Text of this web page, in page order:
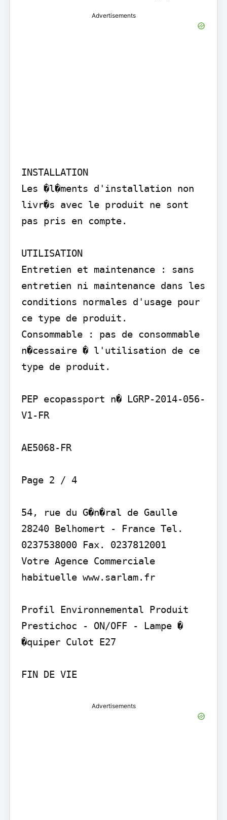
Advertisements
INSTALLATION
Les �l�ments d'installation non
livr�s avec le produit ne sont
pas pris en compte.
UTILISATION
Entretien et maintenance : sans
entretien ni maintenance dans les
conditions normales d'usage pour
ce type de produit.
Consommable : pas de consommable
n�cessaire � l'utilisation de ce
type de produit.
PEP ecopassport n� LGRP-2014-056-
V1-FR
AE5068-FR
Page 2 / 4
54, rue du G�n�ral de Gaulle
28240 Belhomert - France Tel.
0237538000 Fax. 0237812001
Votre Agence Commerciale
habituelle www.sarlam.fr
Profil Environnemental Produit
Prestichoc - ON/OFF - Lampe �
�quiper Culot E27
FIN DE VIE
Advertisements